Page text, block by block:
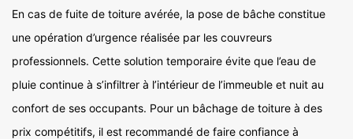
En cas de fuite de toiture avérée, la pose de bâche constitue
une opération d’urgence réalisée par les couvreurs
professionnels. Cette solution temporaire évite que l’eau de
pluie continue à s’infiltrer à l’intérieur de l’immeuble et nuit au
confort de ses occupants. Pour un bâchage de toiture à des
prix compétitifs, il est recommandé de faire confiance à